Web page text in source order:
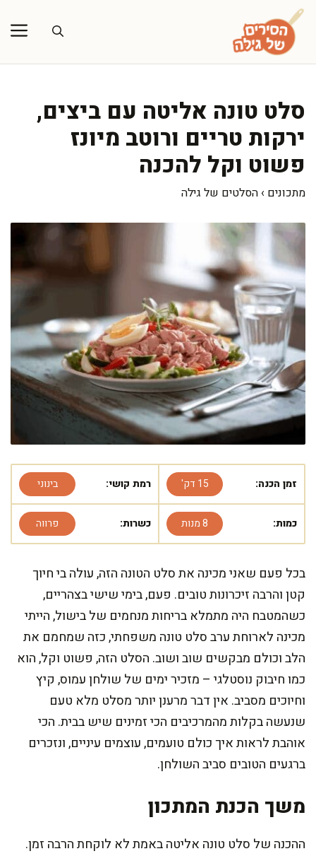
לדלג
לתוכן
סלט טונה אליטה עם ביצים,
ירקות טריים ורוטב מיונז
פשוט וקל להכנה
מתכונים › הסלטים של גילה
זמן הכנה: 15 דק' רמת קושי: בינוני
כמות: 8 מנות כשרות: פרווה
בכל פעם שאני מכינה את סלט הטונה הזה, עולה בי חיוך
קטן והרבה זיכרונות טובים. פעם, בימי שישי בצהריים,
כשהמטבח היה מתמלא בריחות מנחמים של בישול, הייתי
מכינה לארוחת ערב סלט טונה משפחתי, כזה שמחמם את
הלב וכולם מבקשים שוב ושוב. הסלט הזה, פשוט וקל, הוא
כמו חיבוק נוסטלגי – מזכיר ימים של שולחן עמוס, קיץ
וחיוכים מסביב. אין דבר מרענן יותר מסלט מלא טעם
שנעשה בקלות מהמרכיבים הכי זמינים שיש בבית. הכי
אוהבת לראות איך כולם טועמים, עוצמים עיניים, ונזכרים
ברגעים הטובים סביב השולחן.
משך הכנת המתכון
ההכנה של סלט טונה אליטה באמת לא לוקחת הרבה זמן.